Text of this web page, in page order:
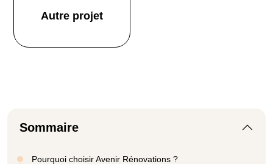
Autre projet
Sommaire
Pourquoi choisir Avenir Rénovations ?